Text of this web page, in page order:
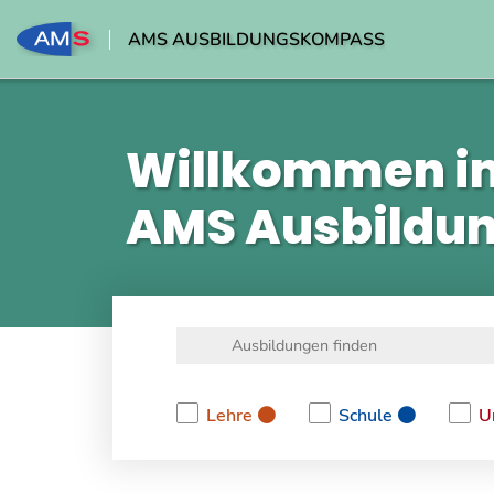
AMS AUSBILDUNGSKOMPASS
Willkommen
AMS
Lehre
Schule